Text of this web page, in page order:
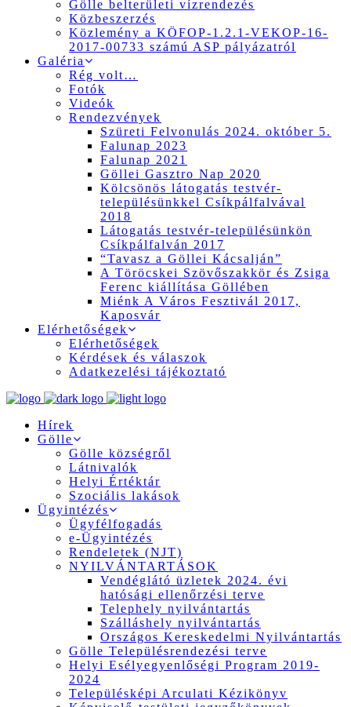
Gölle belterületi vízrendezés
Közbeszerzés
Közlemény a KÖFOP-1.2.1-VEKOP-16-
2017-00733 számú ASP pályázatról
Galéria
Rég volt…
Fotók
Videók
Rendezvények
Szüreti Felvonulás 2024. október 5.
Falunap 2023
Falunap 2021
Göllei Gasztro Nap 2020
Kölcsönös látogatás testvér-
településünkkel Csíkpálfalvával
2018
Látogatás testvér-településünkön
Csíkpálfalván 2017
“Tavasz a Göllei Kácsalján”
A Töröcskei Szövőszakkör és Zsiga
Ferenc kiállítása Göllében
Miénk A Város Fesztivál 2017,
Kaposvár
Elérhetőségek
Elérhetőségek
Kérdések és válaszok
Adatkezelési tájékoztató
Hírek
Gölle
Gölle községről
Látnivalók
Helyi Értéktár
Szociális lakások
Ügyintézés
Ügyfélfogadás
e-Ügyintézés
Rendeletek (NJT)
NYILVÁNTARTÁSOK
Vendéglátó üzletek 2024. évi
hatósági ellenőrzési terve
Telephely nyilvántartás
Szálláshely nyilvántartás
Országos Kereskedelmi Nyilvántartás
Gölle Településrendezési terve
Helyi Esélyegyenlőségi Program 2019-
2024
Településképi Arculati Kézikönyv